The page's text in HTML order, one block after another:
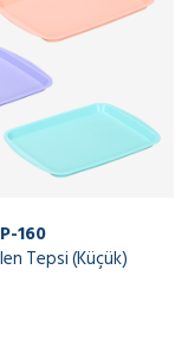
160
Tepsi (Küçük)